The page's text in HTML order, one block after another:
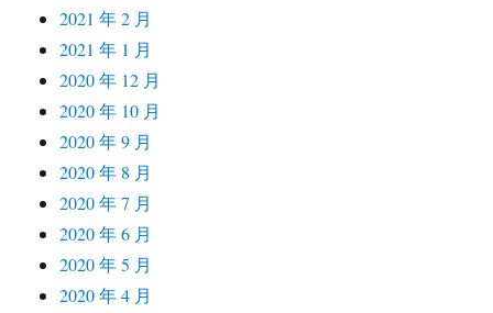
2021 年 2 月
2021 年 1 月
2020 年 12 月
2020 年 10 月
2020 年 9 月
2020 年 8 月
2020 年 7 月
2020 年 6 月
2020 年 5 月
2020 年 4 月